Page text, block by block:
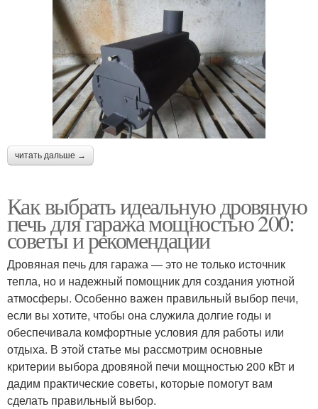
читать дальше →
Как выбрать идеальную дровяную
печь для гаража мощностью 200:
советы и рекомендации
Дровяная печь для гаража — это не только источник
тепла, но и надежный помощник для создания уютной
атмосферы. Особенно важен правильный выбор печи,
если вы хотите, чтобы она служила долгие годы и
обеспечивала комфортные условия для работы или
отдыха. В этой статье мы рассмотрим основные
критерии выбора дровяной печи мощностью 200 кВт и
дадим практические советы, которые помогут вам
сделать правильный выбор.